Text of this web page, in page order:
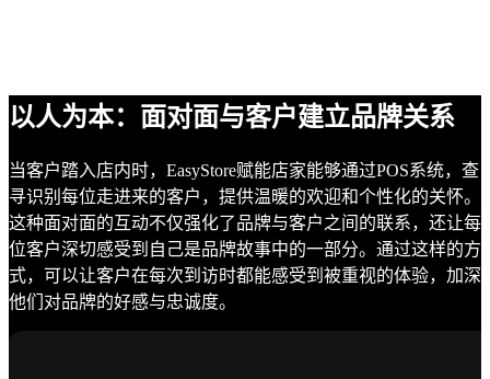
以人为本：面对面与客户建立品牌关系
当客户踏入店内时，EasyStore赋能店家能够通过POS系统，查
寻识别每位走进来的客户，提供温暖的欢迎和个性化的关怀。
这种面对面的互动不仅强化了品牌与客户之间的联系，还让每
位客户深切感受到自己是品牌故事中的一部分。通过这样的方
式，可以让客户在每次到访时都能感受到被重视的体验，加深
他们对品牌的好感与忠诚度。